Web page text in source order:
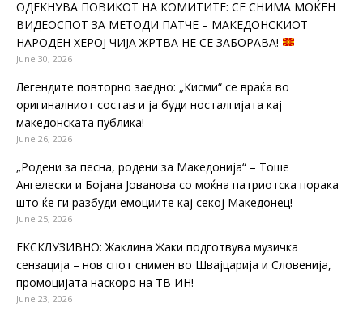
ОДЕКНУВА ПОВИКОТ НА КОМИТИТЕ: СЕ СНИМА МОЌЕН
ВИДЕОСПОТ ЗА МЕТОДИ ПАТЧЕ – МАКЕДОНСКИОТ
НАРОДЕН ХЕРОЈ ЧИЈА ЖРТВА НЕ СЕ ЗАБОРАВА!
June 30, 2026
Легендите повторно заедно: „Кисми“ се враќа во
оригиналниот состав и ја буди носталгијата кај
македонската публика!
June 26, 2026
„Родени за песна, родени за Македонија“ – Тоше
Ангелески и Бојана Јованова со моќна патриотска порака
што ќе ги разбуди емоциите кај секој Македонец!
June 25, 2026
ЕКСКЛУЗИВНО: Жаклина Жаки подготвува музичка
сензација – нов спот снимен во Швајцарија и Словенија,
промоцијата наскоро на ТВ ИН!
June 23, 2026